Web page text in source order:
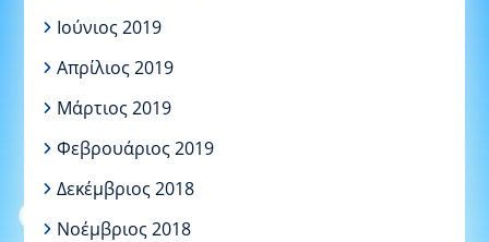
Ιούνιος 2019
Απρίλιος 2019
Μάρτιος 2019
Φεβρουάριος 2019
Δεκέμβριος 2018
Νοέμβριος 2018